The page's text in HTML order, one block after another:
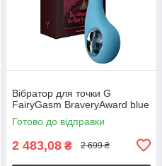
Вібратор для точки G
FairyGasm BraveryAward blue
Готово до відправки
2 483,08 ₴ 2 699 ₴